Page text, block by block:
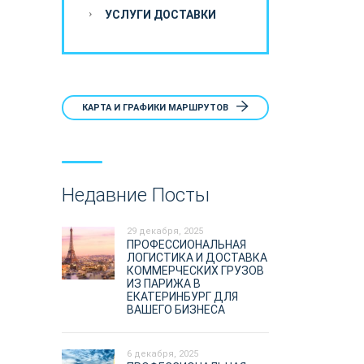
УСЛУГИ ДОСТАВКИ
КАРТА И ГРАФИКИ МАРШРУТОВ
Недавние Посты
29 декабря, 2025
ПРОФЕССИОНАЛЬНАЯ
ЛОГИСТИКА И ДОСТАВКА
КОММЕРЧЕСКИХ ГРУЗОВ
ИЗ ПАРИЖА В
ЕКАТЕРИНБУРГ ДЛЯ
ВАШЕГО БИЗНЕСА
6 декабря, 2025